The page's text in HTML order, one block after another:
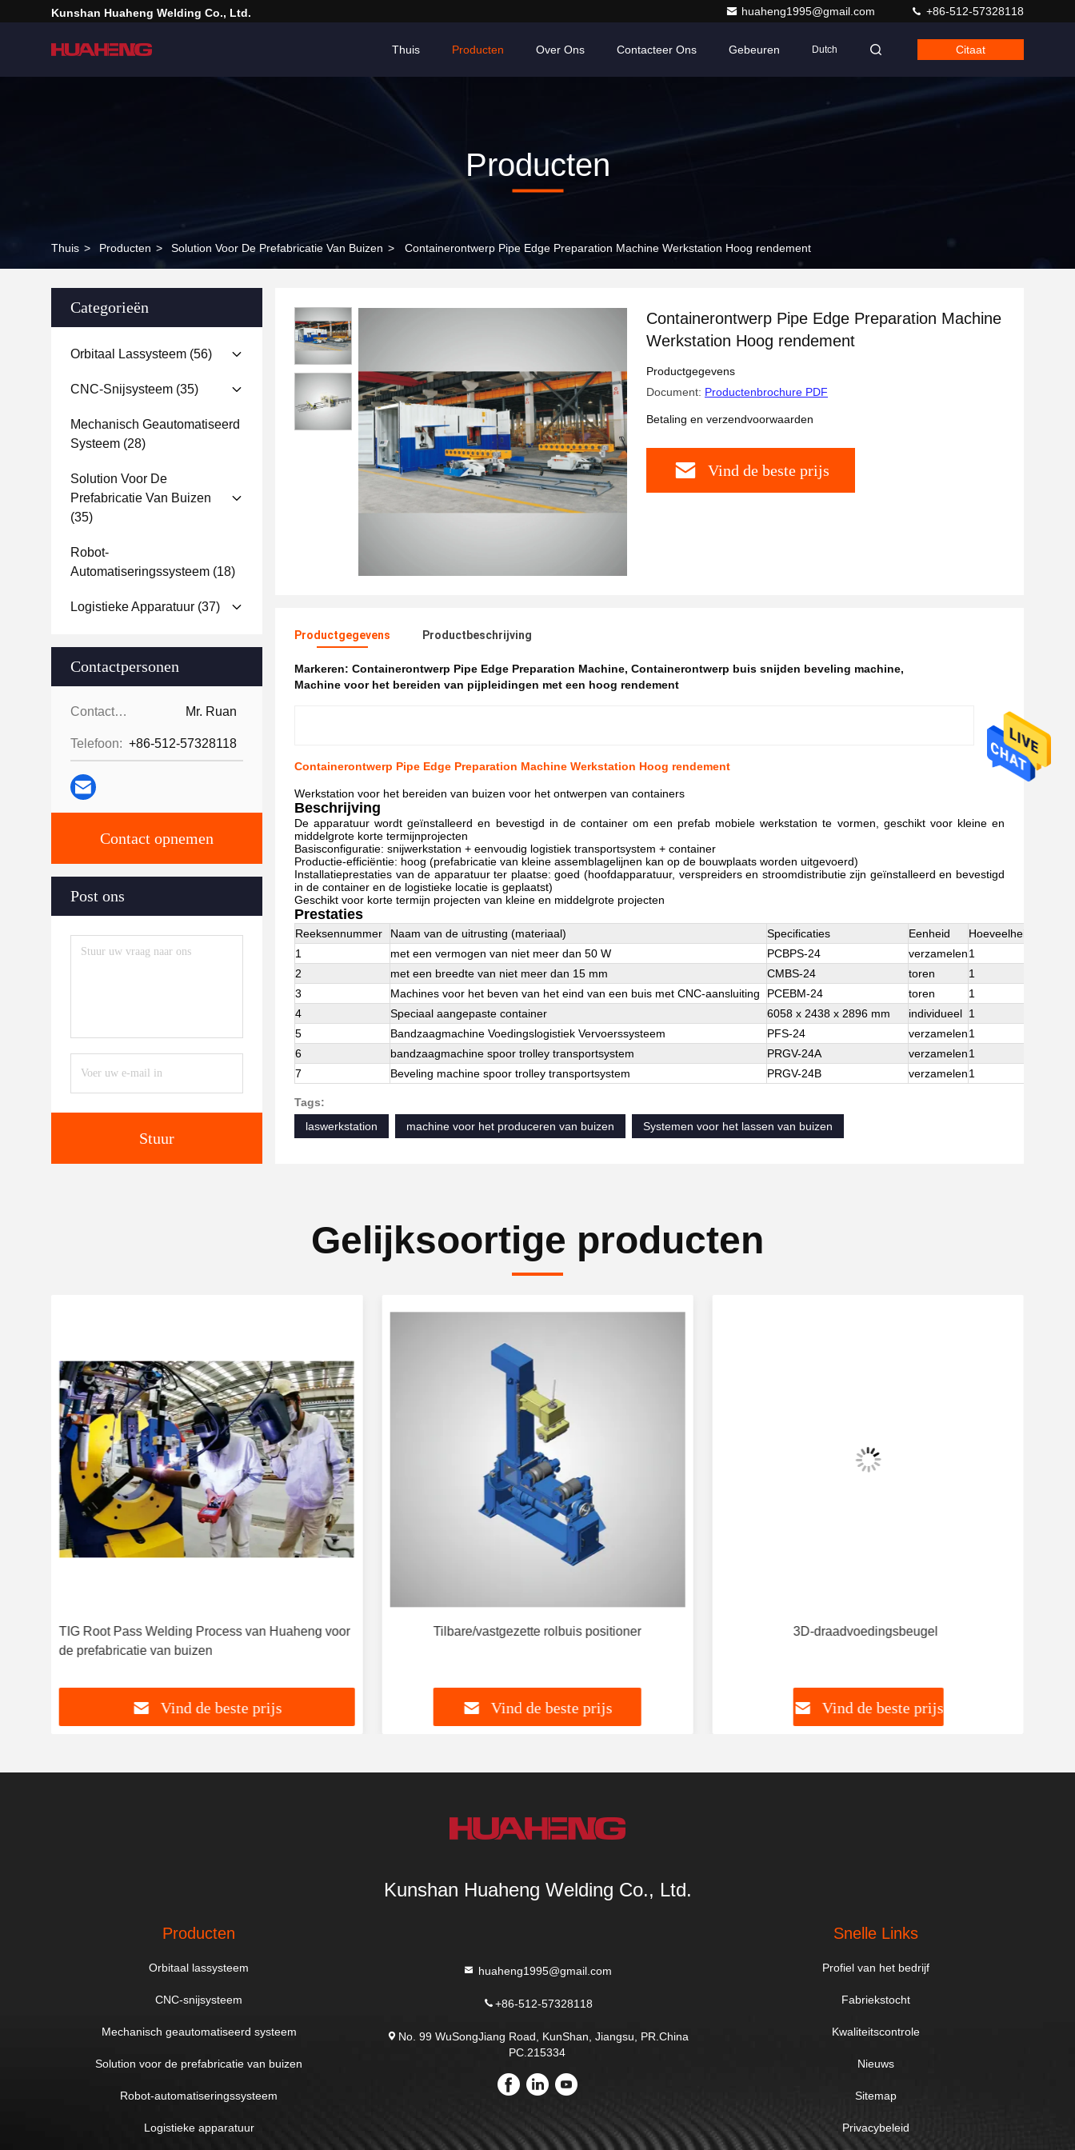
Kunshan Huaheng Welding Co., Ltd. huaheng1995@gmail.com +86-512-57328118
Thuis Producten Over Ons Contacteer Ons Gebeuren Dutch Citaat
Producten
Thuis > Producten > Solution Voor De Prefabricatie Van Buizen > Containerontwerp Pipe Edge Preparation Machine Werkstation Hoog rendement
Categorieën
Orbitaal Lassysteem (56)
CNC-Snijsysteem (35)
Mechanisch Geautomatiseerd
Systeem (28)
Solution Voor De
Prefabricatie Van Buizen
(35)
Robot-
Automatiseringssysteem (18)
Logistieke Apparatuur (37)
Contactpersonen
Contactpersonen: Mr. Ruan
Telefoon: +86-512-57328118
Contact opnemen
Post ons
Stuur
Containerontwerp Pipe Edge Preparation Machine
Werkstation Hoog rendement
Productgegevens
Document: Productenbrochure PDF
Betaling en verzendvoorwaarden
Vind de beste prijs
Productgegevens Productbeschrijving
Markeren: Containerontwerp Pipe Edge Preparation Machine, Containerontwerp buis snijden beveling machine,
Machine voor het bereiden van pijpleidingen met een hoog rendement
Containerontwerp Pipe Edge Preparation Machine Werkstation Hoog rendement
Werkstation voor het bereiden van buizen voor het ontwerpen van containers
Beschrijving
De apparatuur wordt geïnstalleerd en bevestigd in de container om een prefab mobiele werkstation te vormen, geschikt voor kleine en
middelgrote korte termijnprojecten
Basisconfiguratie: snijwerkstation + eenvoudig logistiek transportsystem + container
Productie-efficiëntie: hoog (prefabricatie van kleine assemblagelijnen kan op de bouwplaats worden uitgevoerd)
Installatieprestaties van de apparatuur ter plaatse: goed (hoofdapparatuur, verspreiders en stroomdistributie zijn geïnstalleerd en bevestigd
in de container en de logistieke locatie is geplaatst)
Geschikt voor korte termijn projecten van kleine en middelgrote projecten
Prestaties
Reeksennummer Naam van de uitrusting (materiaal) Specificaties Eenheid Hoeveelheid
1
met een vermogen van niet meer dan 50 W PCBPS-24 verzamelen1
2
met een breedte van niet meer dan 15 mm CMBS-24 toren 1
3
Machines voor het beven van het eind van een buis met CNC-aansluiting PCEBM-24 toren 1
4
Speciaal aangepaste container 6058 x 2438 x 2896 mm individueel 1
5
Bandzaagmachine Voedingslogistiek Vervoerssysteem PFS-24 verzamelen1
6
bandzaagmachine spoor trolley transportsystem PRGV-24A verzamelen1
7
Beveling machine spoor trolley transportsystem PRGV-24B verzamelen1
Tags:
laswerkstation
machine voor het produceren van buizen Systemen voor het lassen van buizen
Gelijksoortige producten
TIG Root Pass Welding Process van Huaheng voor
de prefabricatie van buizen
Vind de beste prijs
Tilbare/vastgezette rolbuis positioner
Vind de beste prijs
3D-draadvoedingsbeugel
Vind de beste prijs
Kunshan Huaheng Welding Co., Ltd.
Producten
Orbitaal lassysteem
CNC-snijsysteem
Mechanisch geautomatiseerd systeem
Solution voor de prefabricatie van buizen
Robot-automatiseringssysteem
Logistieke apparatuur
huaheng1995@gmail.com
+86-512-57328118
No. 99 WuSongJiang Road, KunShan, Jiangsu, PR.China
PC.215334
Snelle Links
Profiel van het bedrijf
Fabriekstocht
Kwaliteitscontrole
Nieuws
Sitemap
Privacybeleid